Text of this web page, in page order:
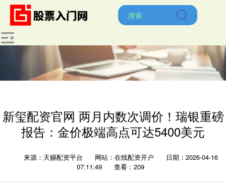
新玺配资官网 两月内数次调价！瑞银重磅
报告：金价极端高点可达5400美元
来源：天赐配资平台 网站：在线配资开户
日期：2026-04-16
07:11:49
查看：209